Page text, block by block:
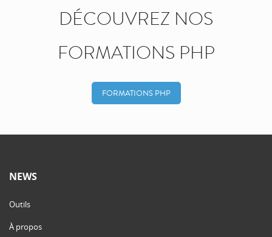
DÉCOUVREZ NOS
FORMATIONS PHP
FORMATIONS PHP
NEWS
Outils
À propos